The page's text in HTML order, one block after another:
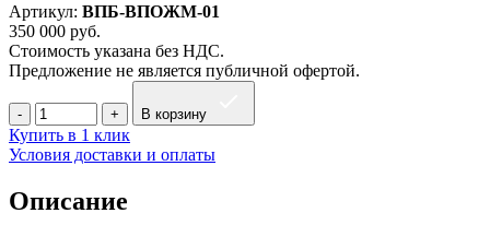
Артикул: ВПБ-ВПОЖМ-01
350 000 руб.
Стоимость указана без НДС.
Предложение не является публичной офертой.
В корзину
Купить в 1 клик
Условия доставки и оплаты
Описание